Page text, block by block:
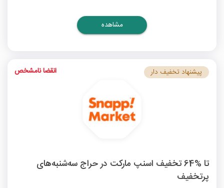
مشاهده
تا %64 تخفیف اسنپ مارکت در حراج سه‌شنبه‌های
پرتخفیف
پیشنهاد تخفیف دار انقضا نامشخص